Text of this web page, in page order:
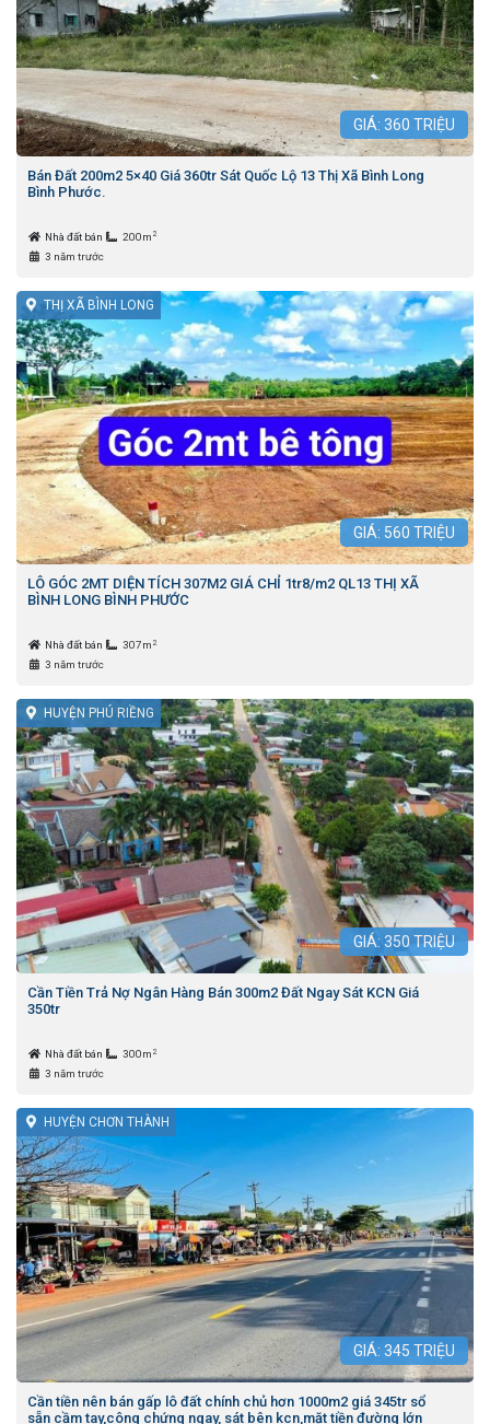
GIÁ: 360 TRIỆU
Bán Đất 200m2 5×40 Giá 360tr Sát Quốc Lộ 13 Thị Xã Bình Long
Bình Phước.
Nhà đất bán 200m 2
3 năm trước
THỊ XÃ BÌNH LONG
GIÁ: 560 TRIỆU
LÔ GÓC 2MT DIỆN TÍCH 307M2 GIÁ CHỈ 1tr8/m2 QL13 THỊ XÃ
BÌNH LONG BÌNH PHƯỚC
Nhà đất bán 307m 2
3 năm trước
HUYỆN PHÚ RIỀNG
GIÁ: 350 TRIỆU
Cần Tiền Trả Nợ Ngân Hàng Bán 300m2 Đất Ngay Sát KCN Giá
350tr
Nhà đất bán 300m 2
3 năm trước
HUYỆN CHƠN THÀNH
GIÁ: 345 TRIỆU
Cần tiền nên bán gấp lô đất chính chủ hơn 1000m2 giá 345tr sổ
sẵn cầm tay,công chứng ngay, sát bên kcn,mặt tiền đường lớn